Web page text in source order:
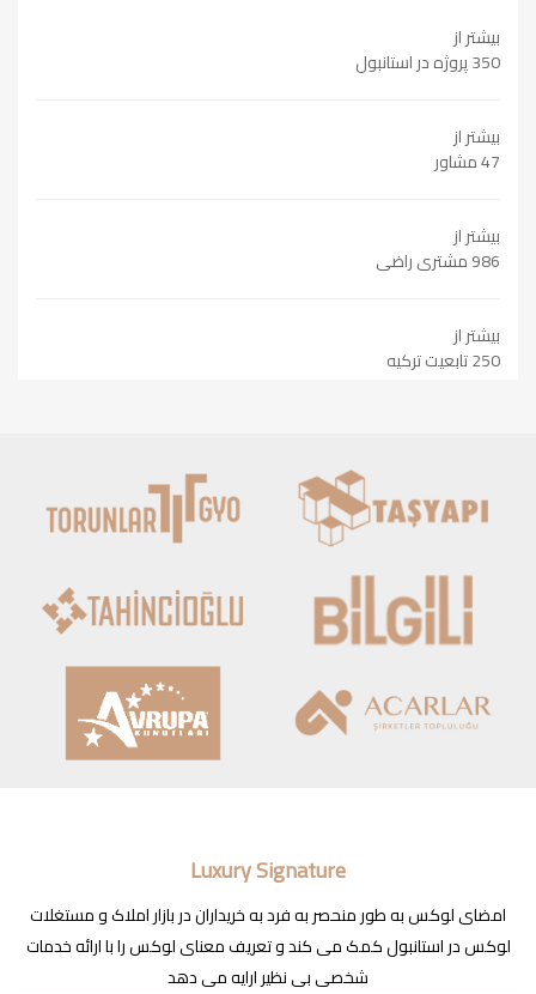
بیشتر از
350 پروژه در استانبول
بیشتر از
47 مشاور
بیشتر از
986 مشتری راضی
بیشتر از
250 تابعیت ترکیه
Luxury Signature
امضای لوکس به طور منحصر به فرد به خریداران در بازار املاک و مستغلات
لوکس در استانبول کمک می کند و تعریف معنای لوکس را با ارائه خدمات
شخصی بی نظیر ارایه می دهد